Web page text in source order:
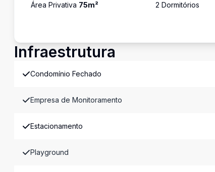
Área Privativa 75m² 2 Dormitórios
Infraestrutura
Condomínio Fechado
Empresa de Monitoramento
Estacionamento
Playground